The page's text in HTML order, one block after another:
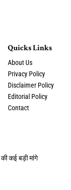
Quicks Links
About Us
Privacy Policy
Disclaimer Policy
Editorial Policy
Contact
कई बड़ी मांगे